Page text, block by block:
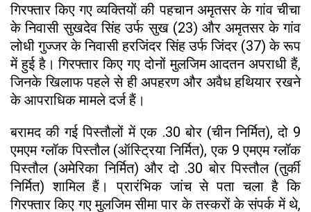
गिरफ्तार किए गए व्यक्तियों की पहचान अमृतसर के गांव चीचा
के निवासी सुखदेव सिंह उर्फ सुख (23) और अमृतसर के गांव
लोधी गुज्जर के निवासी हरजिंदर सिंह उर्फ जिंदर (37) के रूप
में हुई है। गिरफ्तार किए गए दोनों मुलजिम आदतन अपराधी हैं,
जिनके खिलाफ पहले से ही अपहरण और अवैध हथियार रखने
के आपराधिक मामले दर्ज हैं।
बरामद की गई पिस्तौलों में एक .30 बोर (चीन निर्मित), दो 9
एमएम ग्लॉक पिस्तौल (ऑस्ट्रिया निर्मित), एक 9 एमएम ग्लॉक
पिस्तौल (अमेरिका निर्मित) और दो .30 बोर पिस्तौल (तुर्की
निर्मित) शामिल हैं। प्रारंभिक जांच से पता चला है कि
गिरफ्तार किए गए मुलजिम सीमा पार के तस्करों के संपर्क में थे,